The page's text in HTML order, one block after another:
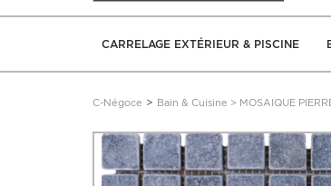
CARRELAGE EXTÉRIEUR & PISCINE
C-Négoce > Bain & Cuisine > MOSAIQUE